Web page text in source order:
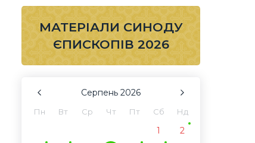
МАТЕРІАЛИ СИНОДУ
ЄПИСКОПІВ 2026
Серпень 2026
Пн Вт Ср Чт Пт Сб Нд
1
2